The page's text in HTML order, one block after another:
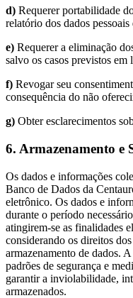
d) Requerer portabilidade
relatório dos dados pessoais
e) Requerer a eliminação
salvo os casos previstos em
f) Revogar seu
consequência do não
g) Obter esclarecimentos
6. Armazenamento e
Os dados e informações
Banco de Dados da
eletrônico. Os dados e
durante o período
atingirem-se as finalidades
considerando os direitos
armazenamento de dados.
padrões de segurança e
garantir a inviolabilidade,
armazenados.